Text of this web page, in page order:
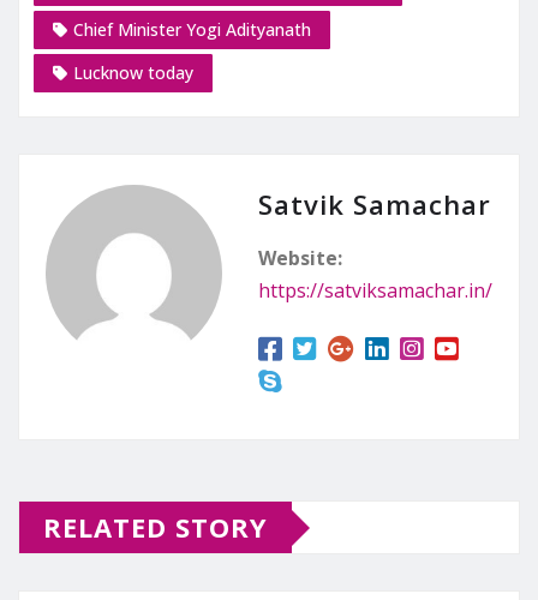
Chief Minister Yogi Adityanath
Lucknow today
Satvik Samachar
Website:
https://satviksamachar.in/
RELATED STORY